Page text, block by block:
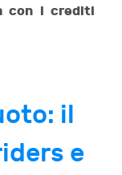
con i crediti
il
e